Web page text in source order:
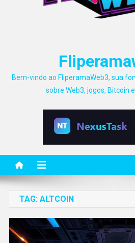
Bem-vindo ao FliperamaWeb3, sua
sobre Web3, jogos, Bitcoin
TAG: ALTCOIN